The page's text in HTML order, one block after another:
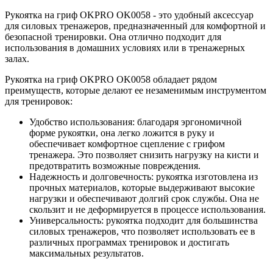
Рукоятка на гриф OKPRO OK0058 - это удобный аксессуар
для силовых тренажеров, предназначенный для комфортной и
безопасной тренировки. Она отлично подходит для
использования в домашних условиях или в тренажерных
залах.
Рукоятка на гриф OKPRO OK0058 обладает рядом
преимуществ, которые делают ее незаменимым инструментом
для тренировок:
Удобство использования: благодаря эргономичной
форме рукоятки, она легко ложится в руку и
обеспечивает комфортное сцепление с грифом
тренажера. Это позволяет снизить нагрузку на кисти и
предотвратить возможные повреждения.
Надежность и долговечность: рукоятка изготовлена из
прочных материалов, которые выдерживают высокие
нагрузки и обеспечивают долгий срок службы. Она не
скользит и не деформируется в процессе использования.
Универсальность: рукоятка подходит для большинства
силовых тренажеров, что позволяет использовать ее в
различных программах тренировок и достигать
максимальных результатов.